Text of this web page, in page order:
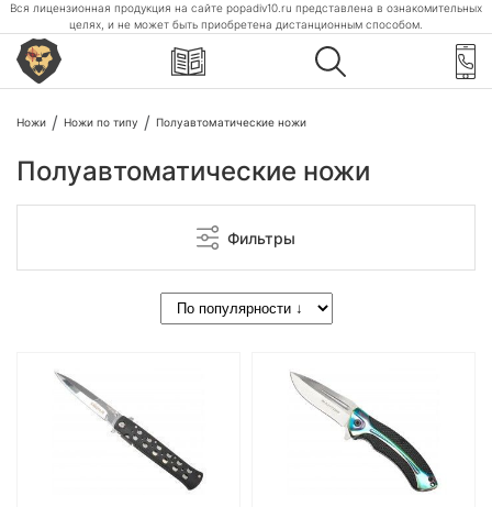
Вся лицензионная продукция на сайте popadiv10.ru представлена в ознакомительных
целях, и не может быть приобретена дистанционным способом.
Ножи Ножи по типу Полуавтоматические ножи
Полуавтоматические ножи
Фильтры